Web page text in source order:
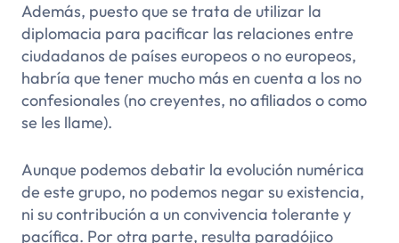
Además, puesto que se trata de utilizar la
diplomacia para pacificar las relaciones entre
ciudadanos de países europeos o no europeos,
habría que tener mucho más en cuenta a los no
confesionales (no creyentes, no afiliados o como
se les llame).
Aunque podemos debatir la evolución numérica
de este grupo, no podemos negar su existencia,
ni su contribución a un convivencia tolerante y
pacífica. Por otra parte, resulta paradójico